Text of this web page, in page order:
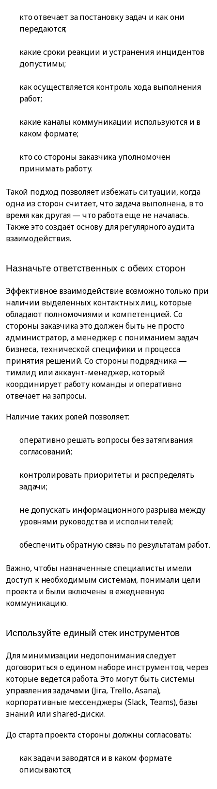
кто отвечает за постановку задач и как они
передаются;
какие сроки реакции и устранения инцидентов
допустимы;
как осуществляется контроль хода выполнения
работ;
какие каналы коммуникации используются и в
каком формате;
кто со стороны заказчика уполномочен
принимать работу.
Такой подход позволяет избежать ситуации, когда
одна из сторон считает, что задача выполнена, в то
время как другая — что работа еще не началась.
Также это создаёт основу для регулярного аудита
взаимодействия.
Назначьте ответственных с обеих сторон
Эффективное взаимодействие возможно только при
наличии выделенных контактных лиц, которые
обладают полномочиями и компетенцией. Со
стороны заказчика это должен быть не просто
администратор, а менеджер с пониманием задач
бизнеса, технической специфики и процесса
принятия решений. Со стороны подрядчика —
тимлид или аккаунт-менеджер, который
координирует работу команды и оперативно
отвечает на запросы.
Наличие таких ролей позволяет:
оперативно решать вопросы без затягивания
согласований;
контролировать приоритеты и распределять
задачи;
не допускать информационного разрыва между
уровнями руководства и исполнителей;
обеспечить обратную связь по результатам работ.
Важно, чтобы назначенные специалисты имели
доступ к необходимым системам, понимали цели
проекта и были включены в ежедневную
коммуникацию.
Используйте единый стек инструментов
Для минимизации недопонимания следует
договориться о едином наборе инструментов, через
которые ведется работа. Это могут быть системы
управления задачами (Jira, Trello, Asana),
корпоративные мессенджеры (Slack, Teams), базы
знаний или shared-диски.
До старта проекта стороны должны согласовать:
как задачи заводятся и в каком формате
описываются;